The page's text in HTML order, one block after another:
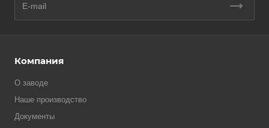
Компания
О заводе
Наше производство
Документы